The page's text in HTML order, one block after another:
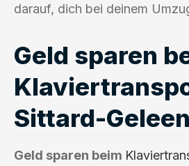
darauf, dich bei deinem
Geld sparen
Sittard-Geleen
Geld sparen beim